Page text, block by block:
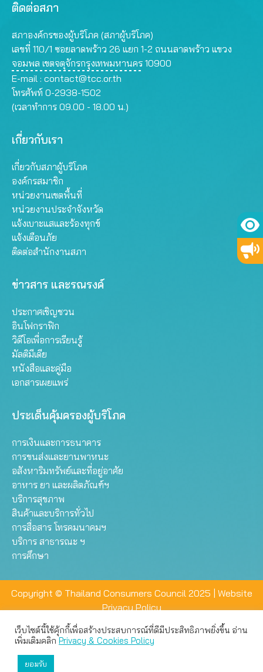
ติดต่อสภา
สภาองค์กรของผู้บริโภค (สภาผู้บริโภค)
เลขที่ 110/1 ซอยลาดพร้าว 26 แยก 1-2 ถนนลาดพร้าว แขวง
จอมพล เขตจตุจักรกรุงเทพมหานคร 10900
E-mail : contact@tcc.or.th
โทรศัพท์ 0-2938-1502
(เวลาทำการ 09.00 - 18.00 น.)
เกี่ยวกับเรา
เกี่ยวกับสภาผู้บริโภค
องค์กรสมาชิก
หน่วยงานเขตพื้นที่
หน่วยงานประจำจังหวัด
แจ้งเบาะแสและร้องทุกข์
แจ้งเตือนภัย
ติดต่อสำนักงานสภา
ข่าวสาร และรณรงค์
ประกาศเชิญชวน
อินโฟกราฟิก
วิดีโอเพื่อการเรียนรู้
มัลติมีเดีย
หนังสือและคู่มือ
เอกสารเผยแพร่
ประเด็นคุ้มครองผู้บริโภค
การเงินและการธนาคาร
การขนส่งและยานพาหนะ
อสังหาริมทรัพย์และที่อยู่อาศัย
อาหาร ยา และผลิตภัณฑ์ฯ
บริการสุขภาพ
สินค้าและบริการทั่วไป
การสื่อสาร โทรคมนาคมฯ
บริการ สาธารณะ ฯ
การศึกษา
Copyright © Thailand Consumers Council 2025 | Website
Privacy Policy
เว็บไซต์นี้ใช้คุ้กกี้เพื่อสร้างประสบการณ์ที่ดีมีประสิทธิภาพยิ่งขึ้น อ่าน
เพิ่มเติมคลิกPrivacy & Cookies Policy
ยอมรับ
เว็บไซต์นี้ใช้คุกกี้เพื่อมอบประสบการณ์การใช้งานที่ดีให้แก่ท่าน คุณ
สามารถเลือกตั้งค่าความเป็นส่วนตัวได้